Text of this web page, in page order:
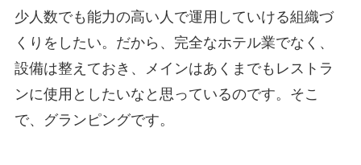
少人数でも能力の高い人で運用していける組織づ
くりをしたい。だから、完全なホテル業でなく、
設備は整えておき、メインはあくまでもレストラ
ンに使用としたいなと思っているのです。そこ
で、グランピングです。